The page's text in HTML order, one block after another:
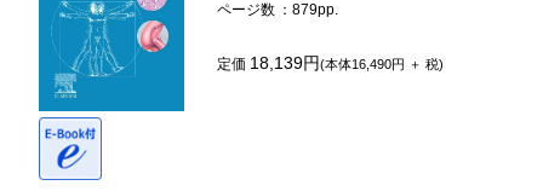
ページ数 ：879pp.
定価 18,139円(本体16,490円 ＋ 税)